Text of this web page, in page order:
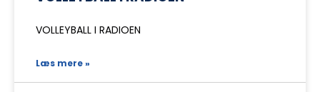
VOLLEYBALL I RADIOEN
Læs mere »